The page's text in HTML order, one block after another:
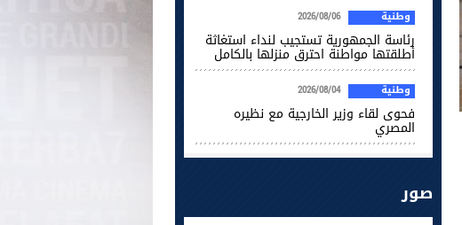
وطنية 2026/08/06
رئاسة الجمهورية تستجيب لنداء استغاثة
أطلقتها مواطنة احترق منزلها بالكامل
وطنية 2026/08/04
فحوى لقاء وزير الخارجية مع نظيره
المصري
صور